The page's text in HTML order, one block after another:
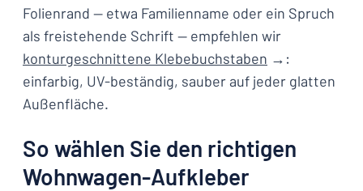
Folienrand — etwa Familienname oder ein Spruch
als freistehende Schrift — empfehlen wir
konturgeschnittene Klebebuchstaben →:
einfarbig, UV-beständig, sauber auf jeder glatten
Außenfläche.
So wählen Sie den richtigen
Wohnwagen-Aufkleber